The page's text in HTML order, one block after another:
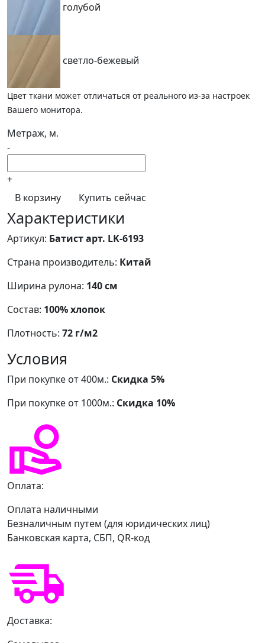
голубой
светло-бежевый
Цвет ткани может отличаться от реального из-за настроек
Вашего монитора.
Метраж, м.
-
+
В корзину
Купить сейчас
Характеристики
Артикул: Батист арт. LK-6193
Страна производитель: Китай
Ширина рулона: 140 см
Состав: 100% хлопок
Плотность: 72 г/м2
Условия
При покупке от 400м.: Скидка 5%
При покупке от 1000м.: Скидка 10%
Оплата:
Оплата наличными
Безналичным путем (для юридических лиц)
Банковская карта, СБП, QR-код
Доставка: